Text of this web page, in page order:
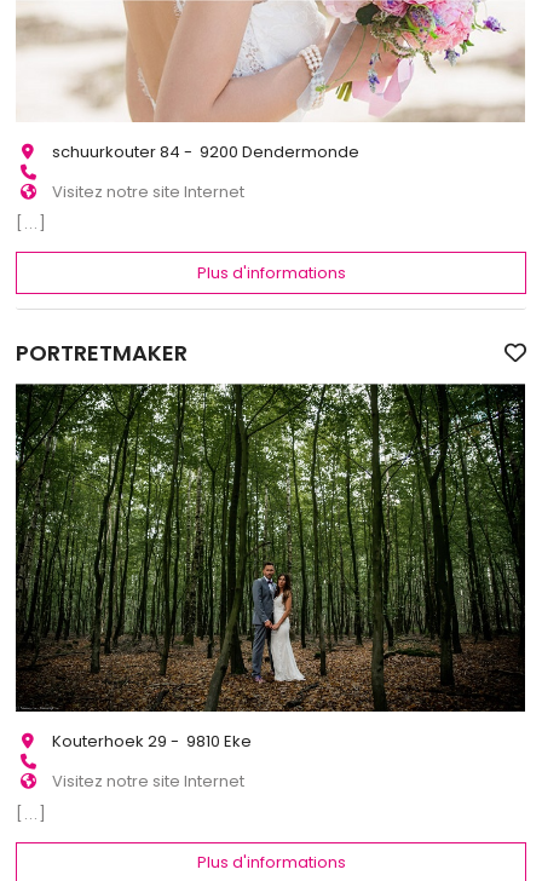
schuurkouter 84 - 9200 Dendermonde
Visitez notre site Internet
[...]
Plus d'informations
PORTRETMAKER
Kouterhoek 29 - 9810 Eke
Visitez notre site Internet
[...]
Plus d'informations